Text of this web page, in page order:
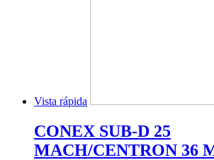
Vista rápida
CONEX SUB-D 25
MACH/CENTRON 36